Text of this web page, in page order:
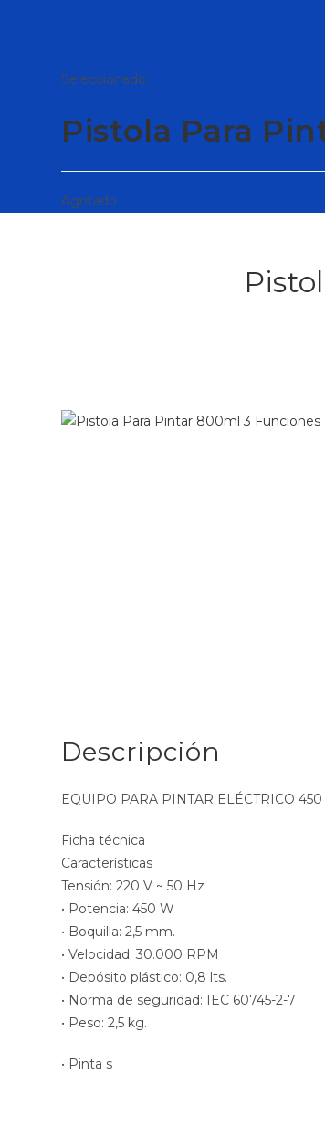
Seleccionado:
Pistola Para
Agotado
Descripción
EQUIPO PARA PINTAR ELÉCTRICO
Ficha técnica
Características
Tensión: 220 V ~ 50 Hz
• Potencia: 450 W
• Boquilla: 2,5 mm.
• Velocidad: 30.000 RPM
• Depósito plástico: 0,8 lts.
• Norma de seguridad: IEC 60745-2-7
• Peso: 2,5 kg.
• Pinta s